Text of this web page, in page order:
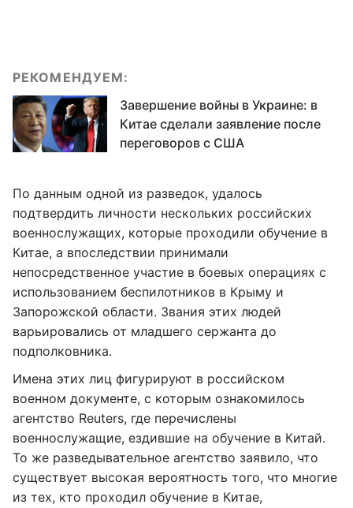
РЕКОМЕНДУЕМ:
Завершение войны в Украине: в
Китае сделали заявление после
переговоров с США
По данным одной из разведок, удалось
подтвердить личности нескольких российских
военнослужащих, которые проходили обучение в
Китае, а впоследствии принимали
непосредственное участие в боевых операциях с
использованием беспилотников в Крыму и
Запорожской области. Звания этих людей
варьировались от младшего сержанта до
подполковника.
Имена этих лиц фигурируют в российском
военном документе, с которым ознакомилось
агентство Reuters, где перечислены
военнослужащие, ездившие на обучение в Китай.
То же разведывательное агентство заявило, что
существует высокая вероятность того, что многие
из тех, кто проходил обучение в Китае,